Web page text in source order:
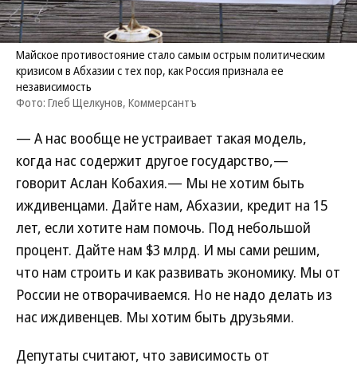
Майское противостояние стало самым острым политическим
кризисом в Абхазии с тех пор, как Россия признала ее
независимость
Фото: Глеб Щелкунов, Коммерсантъ
— А нас вообще не устраивает такая модель,
когда нас содержит другое государство,—
говорит Аслан Кобахия.— Мы не хотим быть
иждивенцами. Дайте нам, Абхазии, кредит на 15
лет, если хотите нам помочь. Под небольшой
процент. Дайте нам $3 млрд. И мы сами решим,
что нам строить и как развивать экономику. Мы от
России не отворачиваемся. Но не надо делать из
нас иждивенцев. Мы хотим быть друзьями.
Депутаты считают, что зависимость от